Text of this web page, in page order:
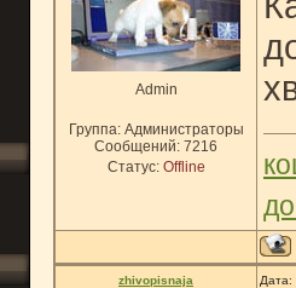
Admin
Группа: Администраторы
Сообщений: 7216
Статус: Offline
zhivopisnaja Дата: